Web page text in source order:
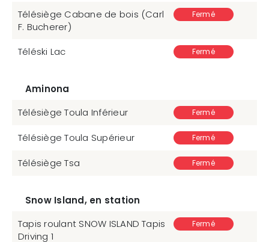
Télésiège Cabane de bois (Carl
F. Bucherer)
Fermé
Téléski Lac Fermé
Aminona
Télésiège Toula Inférieur
Fermé
Télésiège Toula Supérieur Fermé
Télésiège Tsa Fermé
Snow Island, en station
Tapis roulant SNOW ISLAND Tapis
Driving 1
Fermé